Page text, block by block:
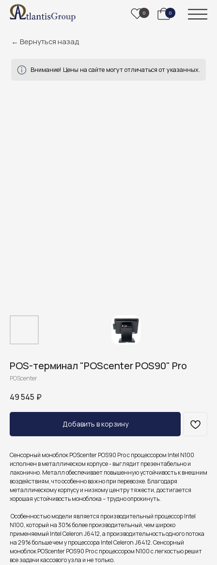
0
0
POS-терминал "POScenter POS90" Pro
POScenter
49 545 ₽
Добавить в корзину
Сенсорный моноблок POScenter POS90 Pro с процессором Intel N100
исполнен в металлическом корпусе - выглядит презентабельно и
лаконично. Металл обеспечивает повышенную устойчивость к внешним
воздействиям, что особенно важно при перевозке. Благодаря
металлическому корпусу и низкому центру тяжести, достигается
хорошая устойчивость моноблока – трудно опрокинуть.
Особенностью модели является производительный процессор Intel
N100, который на 30% более производительный, чем широко
применяемый Intel Celeron J6412, а производительность одного потока
на 29% больше чем у процессора Intel Celeron J6412. Сенсорный
моноблок POScenter POS90 Pro с процессором N100 с легкостью решит
все задачи кассового узла и не только.